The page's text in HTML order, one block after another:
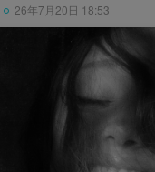
26年7月20日 18:53